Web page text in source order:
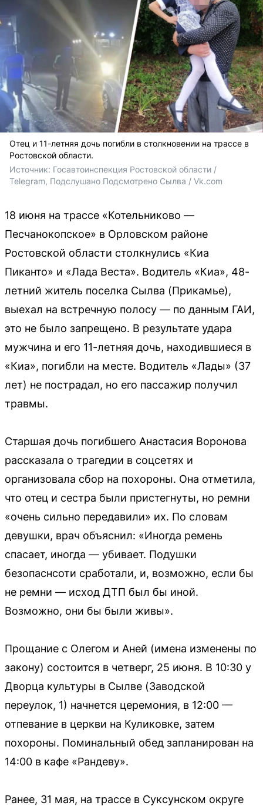
Отец и 11-летняя дочь погибли в столкновении на трассе в
Ростовской области.
Источник: Госавтоинспекция Ростовской области /
Telegram, Подслушано Подсмотрено Сылва / Vk.com
18 июня на трассе «Котельниково —
Песчанокопское» в Орловском районе
Ростовской области столкнулись «Киа
Пиканто» и «Лада Веста». Водитель «Киа», 48-
летний житель поселка Сылва (Прикамье),
выехал на встречную полосу — по данным ГАИ,
это не было запрещено. В результате удара
мужчина и его 11-летняя дочь, находившиеся в
«Киа», погибли на месте. Водитель «Лады» (37
лет) не пострадал, но его пассажир получил
травмы.
Старшая дочь погибшего Анастасия Воронова
рассказала о трагедии в соцсетях и
организовала сбор на похороны. Она отметила,
что отец и сестра были пристегнуты, но ремни
«очень сильно передавили» их. По словам
девушки, врач объяснил: «Иногда ремень
спасает, иногда — убивает. Подушки
безопаснсоти сработали, и, возможно, если бы
не ремни — исход ДТП был бы иной.
Возможно, они бы были живы».
Прощание с Олегом и Аней (имена изменены по
закону) состоится в четверг, 25 июня. В 10:30 у
Дворца культуры в Сылве (Заводской
переулок, 1) начнется церемония, в 12:00 —
отпевание в церкви на Куликовке, затем
похороны. Поминальный обед запланирован на
14:00 в кафе «Рандеву».
Ранее, 31 мая, на трассе в Суксунском округе